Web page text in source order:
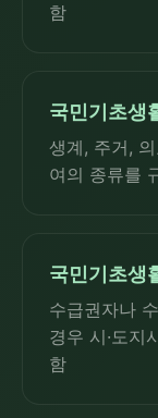
함
국민기초생
생계, 주거,
여의 종류를
국민기초생
수급권자나
경우 시·도지
함